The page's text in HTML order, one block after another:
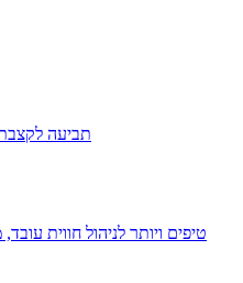
תביעה לקצבת
50 טיפים ויותר לניהול חווית